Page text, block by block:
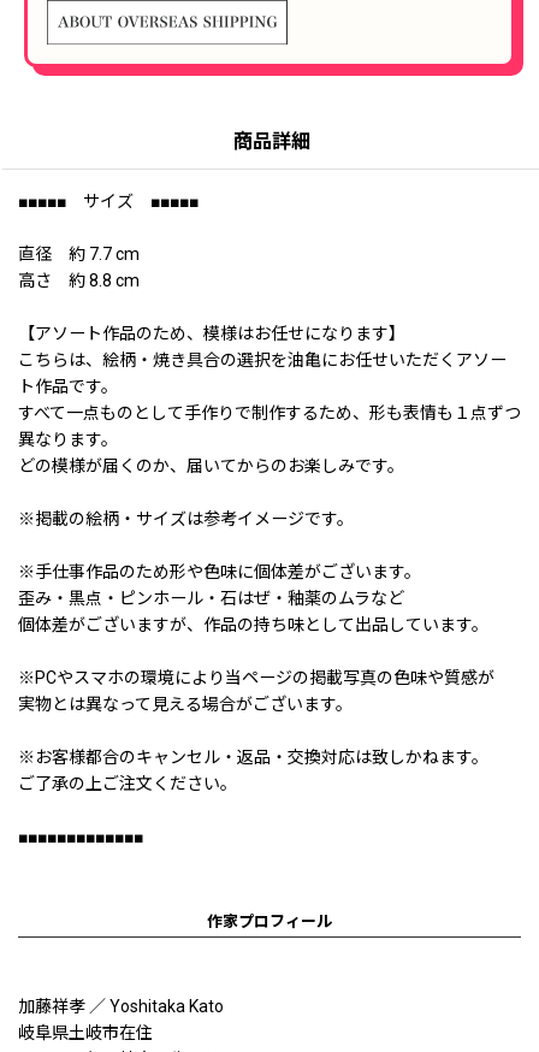
商品詳細
■■■■■ サイズ ■■■■■
直径 約 7.7 cm
高さ 約 8.8 cm
【アソート作品のため、模様はお任せになります】
こちらは、絵柄・焼き具合の選択を油亀にお任せいただくアソー
ト作品です。
すべて一点ものとして手作りで制作するため、形も表情も１点ずつ
異なります。
どの模様が届くのか、届いてからのお楽しみです。
※掲載の絵柄・サイズは参考イメージです。
※手仕事作品のため形や色味に個体差がございます。
歪み・黒点・ピンホール・石はぜ・釉薬のムラなど
個体差がございますが、作品の持ち味として出品しています。
※PCやスマホの環境により当ページの掲載写真の色味や質感が
実物とは異なって見える場合がございます。
※お客様都合のキャンセル・返品・交換対応は致しかねます。
ご了承の上ご注文ください。
■■■■■■■■■■■■■
作家プロフィール
加藤祥孝 ／ Yoshitaka Kato
岐阜県土岐市在住